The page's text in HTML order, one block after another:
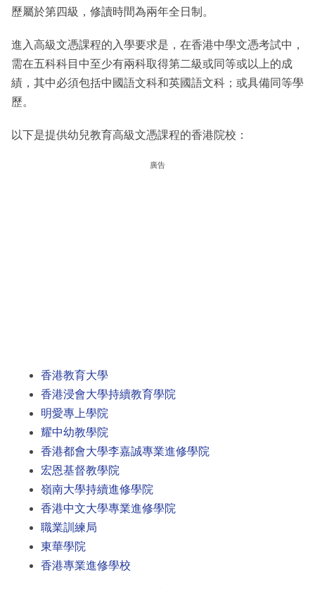
歷屬於第四級，修讀時間為兩年全日制。
進入高級文憑課程的入學要求是，在香港中學文憑考試中，
需在五科科目中至少有兩科取得第二級或同等或以上的成
績，其中必須包括中國語文科和英國語文科；或具備同等學
歷。
以下是提供幼兒教育高級文憑課程的香港院校：
廣告
香港教育大學
香港浸會大學持續教育學院
明愛專上學院
耀中幼教學院
香港都會大學李嘉誠專業進修學院
宏恩基督教學院
嶺南大學持續進修學院
香港中文大學專業進修學院
職業訓練局
東華學院
香港專業進修學校